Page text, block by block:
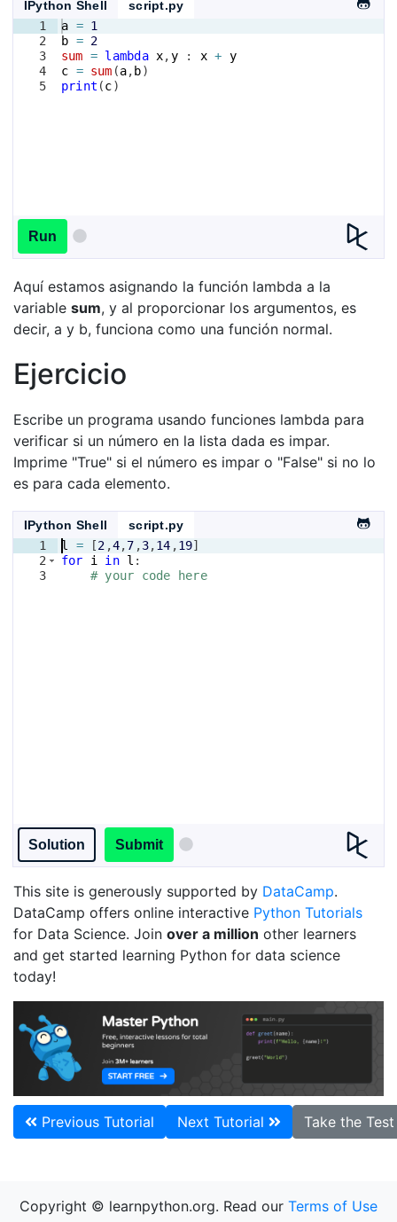
IPython Shell
script.py
1
2
3
4
5
a = 1
b = 2
sum = lambda x,y : x + y
c = sum (a, b)
print (c)
Run
Aquí estamos asignando la función lambda a la
variable sum, y al proporcionar los argumentos, es
decir, a y b, funciona como una función normal.
Ejercicio
Escribe un programa usando funciones lambda para
verificar si un número en la lista dada es impar.
Imprime "True" si el número es impar o "False" si no lo
es para cada elemento.
IPython Shell
script.py
1
2
3
l = [2 ,4,7 ,3,14 ,19]
for
i in l :
# your code here
Solution Submit
This site is generously supported by DataCamp.
DataCamp offers online interactive Python Tutorials
for Data Science. Join over a million other learners
and get started learning Python for data science
today!
Previous Tutorial Next Tutorial Take the
Copyright © learnpython.org. Read our Terms of Use